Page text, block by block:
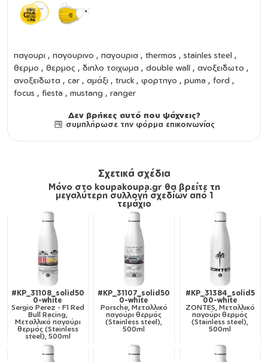
παγουρι , παγουρινο , παγουρια , thermos , stainles steel ,
θερμο , θερμος , διπλο τοιχωμα , double wall , ανοξειδωτο ,
ανοξειδωτα , car , αμάξι , truck , φορτηγο , puma , ford ,
focus , fiesta , mustang , ranger
Δεν βρήκες αυτό που ψάχνεις?
συμπλήρωσε την φόρμα επικοινωνίας
Σχετικά σχέδια
Μόνο στο koupakoupa.gr θα βρείτε τη
μεγαλύτερη συλλογή σχεδίων από 1
τεμάχιο
#KP_31108_solid50
0-white
Sergio Perez - F1 Red
Bull Racing,
Μεταλλικό παγούρι
θερμός (Stainless
steel), 500ml
#KP_31107_solid50
0-white
Porsche, Μεταλλικό
παγούρι θερμός
(Stainless steel),
500ml
#KP_31384_solid5
00-white
ZONTES, Μεταλλικό
παγούρι θερμός
(Stainless steel),
500ml